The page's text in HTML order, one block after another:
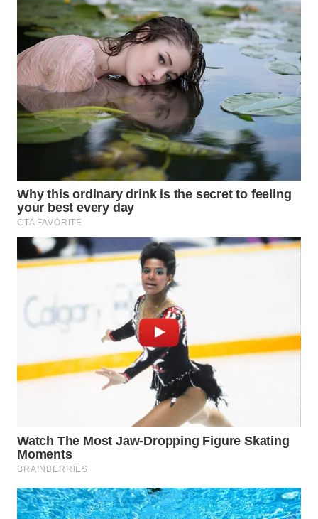
WN
TANGERANG
WN
BINJAI
WN
CIREBON
INDRAMAYU
WN
WN
WN
WN
PURWAKARTA
PRIANGAN
TIMUR